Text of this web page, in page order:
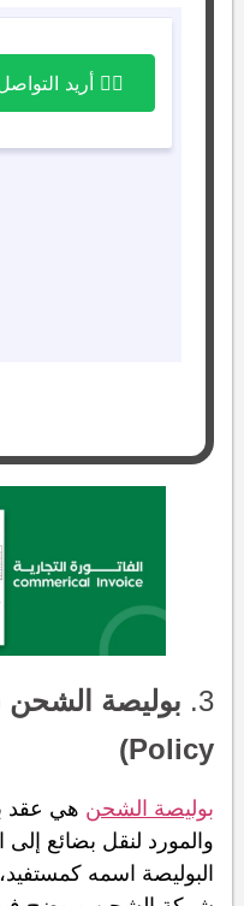
3.
Policy)
بوليصة الشحن هي عقد
والمورد لنقل بضائع
البوليصة اسمه